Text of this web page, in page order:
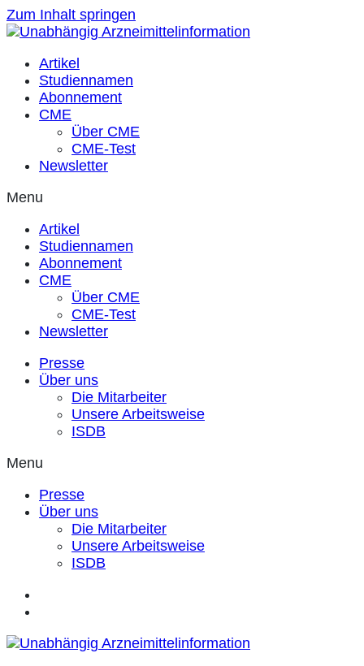
Zum Inhalt springen
Artikel
Studiennamen
Abonnement
CME
Über CME
CME-Test
Newsletter
Menu
Artikel
Studiennamen
Abonnement
CME
Über CME
CME-Test
Newsletter
Presse
Über uns
Die Mitarbeiter
Unsere Arbeitsweise
ISDB
Menu
Presse
Über uns
Die Mitarbeiter
Unsere Arbeitsweise
ISDB